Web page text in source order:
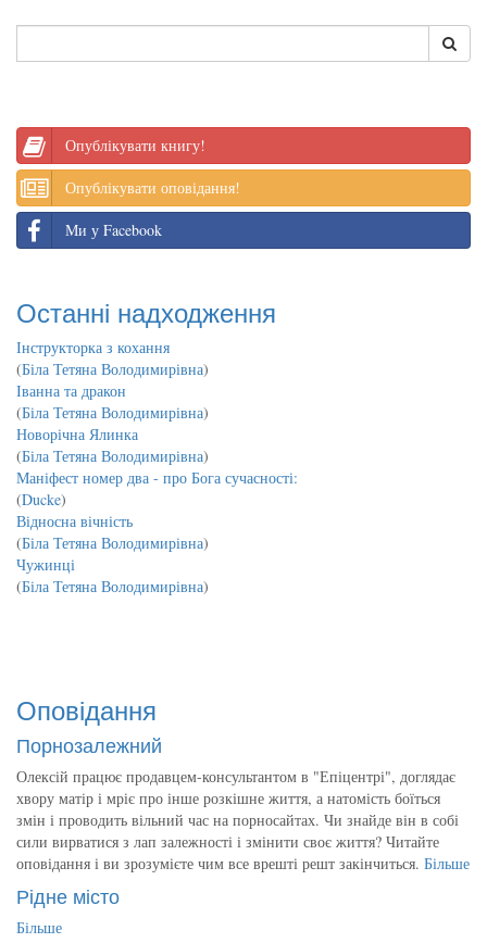
Опублікувати книгу!
Опублікувати оповідання!
Ми у Facebook
Останні надходження
Інструкторка з кохання
(Біла Тетяна Володимирівна)
Іванна та дракон
(Біла Тетяна Володимирівна)
Новорічна Ялинка
(Біла Тетяна Володимирівна)
Маніфест номер два - про Бога сучасності:
(Ducke)
Відносна вічність
(Біла Тетяна Володимирівна)
Чужинці
(Біла Тетяна Володимирівна)
Оповідання
Порнозалежний
Олексій працює продавцем-консультантом в "Епіцентрі", доглядає
хвору матір і мріє про інше розкішне життя, а натомість боїться
змін і проводить вільний час на порносайтах. Чи знайде він в собі
сили вирватися з лап залежності і змінити своє життя? Читайте
оповідання і ви зрозумієте чим все врешті решт закінчиться. Більше
Рідне місто
Більше